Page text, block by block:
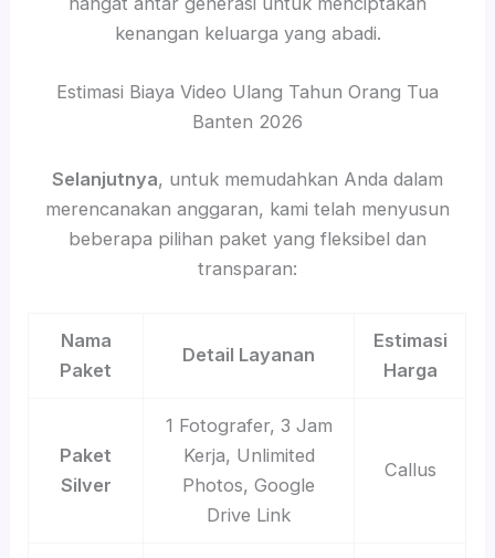
kenangan keluarga yang abadi.
Estimasi Biaya Video Ulang Tahun Orang Tua
Banten 2026
Selanjutnya, untuk memudahkan Anda dalam
merencanakan anggaran, kami telah menyusun
beberapa pilihan paket yang fleksibel dan
transparan:
Nama
Paket
Detail Layanan
Estimasi
Harga
Paket
Silver
1 Fotografer, 3 Jam
Kerja, Unlimited
Photos, Google
Drive Link
Callus